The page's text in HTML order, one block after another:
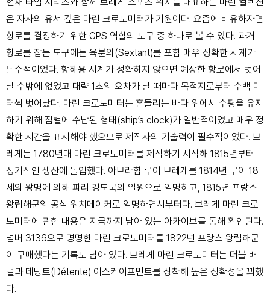
은 자사의 유서 깊은 마린 크로노미터가 기원이다. 요즘에 비유하자면
항로를 결정하기 위한 GPS 역할의 도구 중 하나로 볼 수 있다. 과거
항로를 잡는 도구에는 육분의(Sextant)를 포함 매우 정확한 시계가
필수적이었다. 항해용 시계가 정확하지 않으면 예상한 항로에서 벗어
날 수밖에 없었고 대략 1초의 오차가 날 때마다 목적지로부터 수백 미
터씩 벗어났다. 마린 크로노미터는 흔들리는 바다 위에서 수평을 유지
하기 위해 짐벌에 수납된 형태(ship’s clock)가 일반적이었고 매우 정
확한 시간을 표시해야 했으므로 제작사의 기술력이 필수적이었다. 브
레게는 1780년대 마린 크로노미터를 제작하기 시작해 1815년부터
정기적인 생산에 돌입했다. 아브라함 루이 브레게를 1814년 루이 18
세의 왕명에 의해 파리 경도국의 일원으로 임명하고, 1815년 프랑스
왕립해군의 공식 워치메이커로 임명하면서부터다. 브레게 마린 크로
노미터에 관한 내용은 지금까지 남아 있는 아카이브를 통해 확인된다.
넘버 3136으로 명명한 마린 크로노미터를 1822년 프랑스 왕립해군
이 구매했다는 기록도 남아 있다. 브레게 마린 크로노미터는 더블 배
럴과 데탕트(Détente) 이스케이프먼트를 장착해 높은 정확성을 꾀했
다.